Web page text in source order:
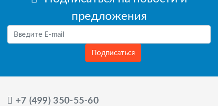
предложения
Подписаться
+7 (499) 350-55-60